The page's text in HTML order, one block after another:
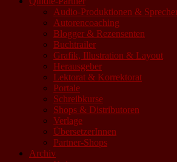
Audio-Produktionen &
Autorencoaching
Blogger & Rezensenten
Buchtrailer
Grafik, Illustration & Layout
Herausgeber
Lektorat & Korrektorat
Portale
Schreibkurse
Shops & Distributoren
Verlage
ÜbersetzerInnen
Partner-Shops
Archiv